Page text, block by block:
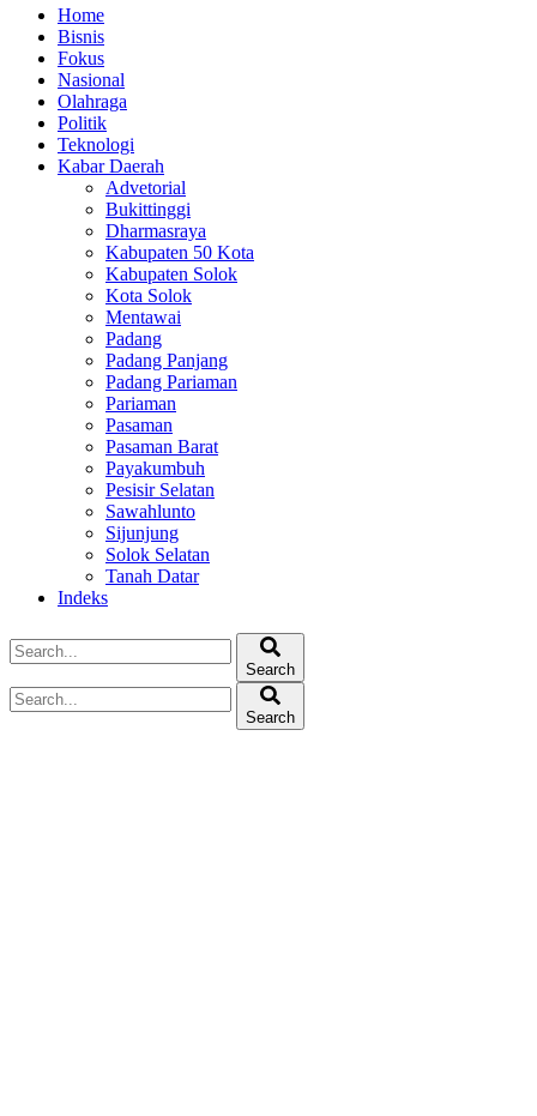
Home
Bisnis
Fokus
Nasional
Olahraga
Politik
Teknologi
Kabar Daerah
Advetorial
Bukittinggi
Dharmasraya
Kabupaten 50 Kota
Kabupaten Solok
Kota Solok
Mentawai
Padang
Padang Panjang
Padang Pariaman
Pariaman
Pasaman
Pasaman Barat
Payakumbuh
Pesisir Selatan
Sawahlunto
Sijunjung
Solok Selatan
Tanah Datar
Indeks
Search
Search